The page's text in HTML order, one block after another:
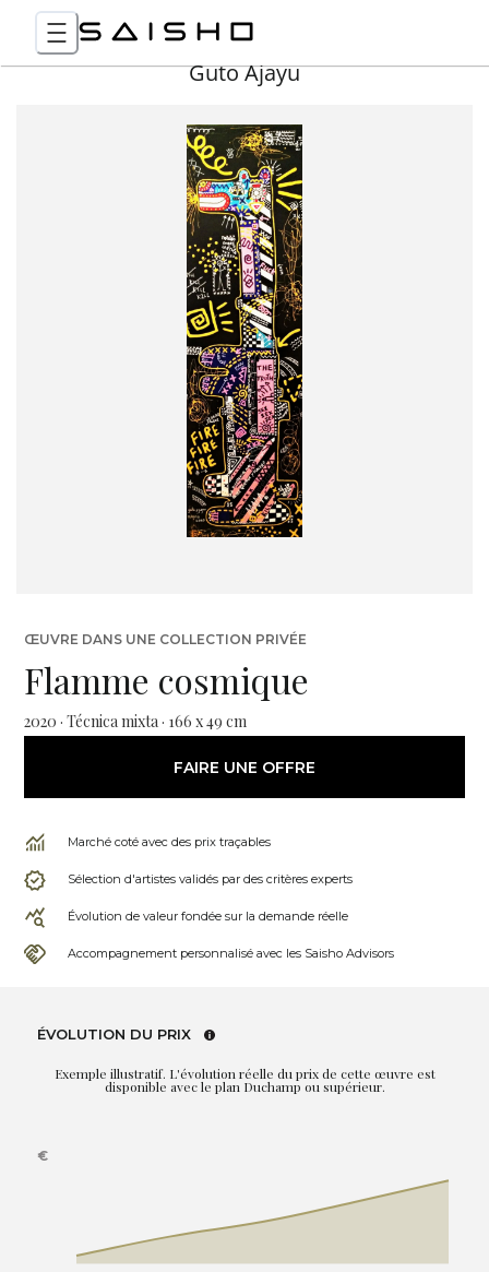
Guto Ajayu
ŒUVRE DANS UNE COLLECTION PRIVÉE
Flamme cosmique
2020 · Técnica mixta · 166 x 49 cm
FAIRE UNE OFFRE
Marché coté avec des prix traçables
Sélection d'artistes validés par des critères experts
Évolution de valeur fondée sur la demande réelle
Accompagnement personnalisé avec les Saisho Advisors
ÉVOLUTION DU PRIX
Exemple illustratif. L'évolution réelle du prix de cette œuvre est
disponible avec le plan Duchamp ou supérieur.